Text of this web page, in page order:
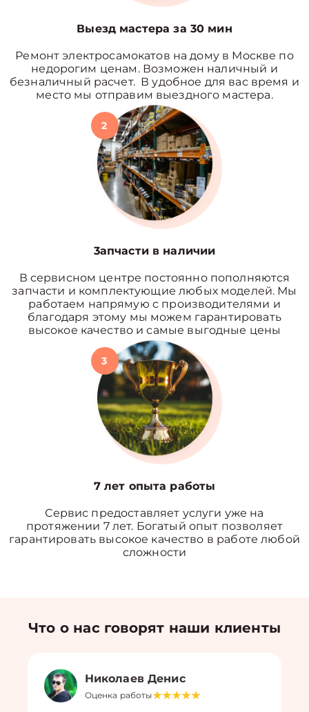
Выезд мастера за 30 мин
Ремонт электросамокатов на дому в Москве по
недорогим ценам. Возможен наличный и
безналичный расчет. В удобное для вас время и
место мы отправим выездного мастера.
2
3апчасти в наличии
В сервисном центре постоянно пополняются
запчасти и комплектующие любых моделей. Мы
работаем напрямую с производителями и
благодаря этому мы можем гарантировать
высокое качество и самые выгодные цены
3
7 лет опыта работы
Сервис предоставляет услуги уже на
протяжении 7 лет. Богатый опыт позволяет
гарантировать высокое качество в работе любой
сложности
Что о нас говорят наши клиенты
Николаев Денис
Оценка работы